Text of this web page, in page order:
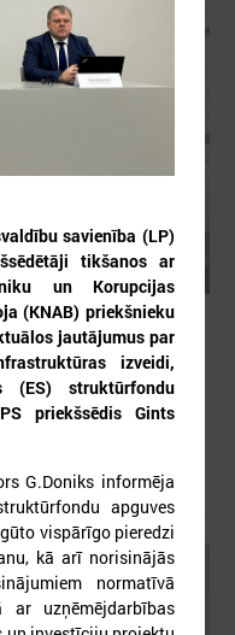
savienības
Iekšlietu ministrijas un
notiks šī gada 5. augustā
1, Rīga).
savienība (LP)
tikšanos ar
un Korupcijas
(KNAB) priekšnieku
jautājumus par
izveidi,
(ES) struktūrfondu
priekšsēdis Gints
G.Doniks informēja
apguves
vispārīgo pieredzi
kā arī norisinājās
normatīvā
ar uzņēmējdarbības